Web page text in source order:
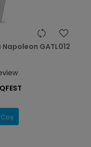
GATL012